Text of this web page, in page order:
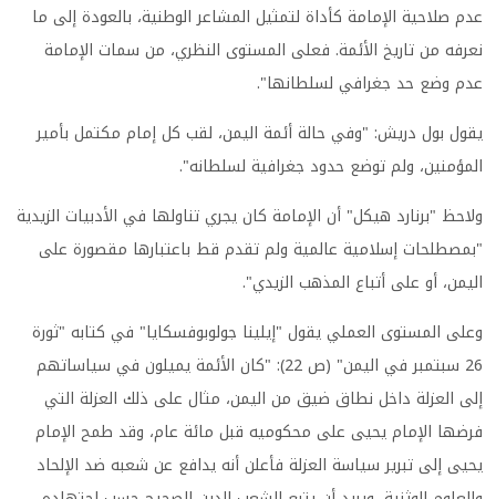
عدم صلاحية الإمامة كأداة لتمثيل المشاعر الوطنية، بالعودة إلى ما
نعرفه من تاريخ الأئمة. فعلى المستوى النظري، من سمات الإمامة
عدم وضع حد جغرافي لسلطانها".
يقول بول دريش: "وفي حالة أئمة اليمن، لقب كل إمام مكتمل بأمير
المؤمنين، ولم توضع حدود جغرافية لسلطانه".
ولاحظ "برنارد هيكل" أن الإمامة كان يجري تناولها في الأدبيات الزيدية
"بمصطلحات إسلامية عالمية ولم تقدم قط باعتبارها مقصورة على
اليمن، أو على أتباع المذهب الزيدي".
وعلى المستوى العملي يقول "إيلينا جولوبوفسكايا" في كتابه "ثورة
26 سبتمبر في اليمن" (ص 22): "كان الأئمة يميلون في سياساتهم
إلى العزلة داخل نطاق ضيق من اليمن، مثال على ذلك العزلة التي
فرضها الإمام يحيى على محكوميه قبل مائة عام، وقد طمح الإمام
يحيى إلى تبرير سياسة العزلة فأعلن أنه يدافع عن شعبه ضد الإلحاد